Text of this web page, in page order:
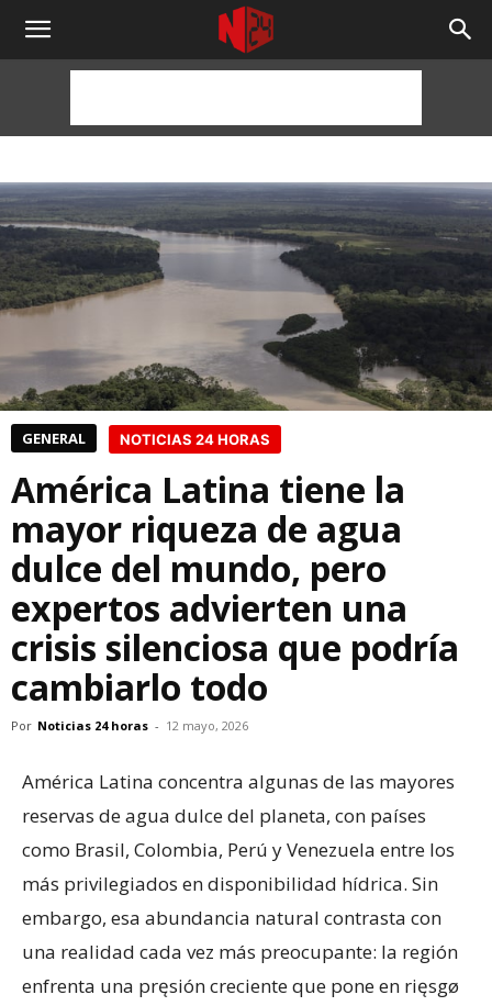
NOTICIAS
HORAS
GENERAL NOTICIAS 24 HORAS
América Latina tiene la
mayor riqueza de agua
dulce del mundo, pero
expertos advierten una
crisis silenciosa que podría
cambiarlo todo
Por Noticias 24 horas - 12 mayo, 2026
América Latina concentra algunas de las mayores
reservas de agua dulce del planeta, con países
como Brasil, Colombia, Perú y Venezuela entre los
más privilegiados en disponibilidad hídrica. Sin
embargo, esa abundancia natural contrasta con
una realidad cada vez más preocupante: la región
enfrenta una pręsión creciente que pone en rięsgø